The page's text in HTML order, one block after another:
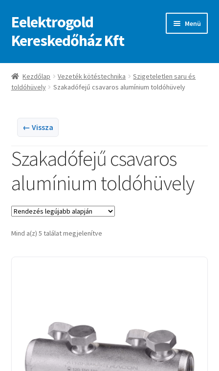
Ugrás
a
navigációhoz
Kilépés
a
tartalomba
Eelektrogold
Kereskedőház Kft
Menü
Kezdőlap
A fiókom
ajanlatkeres
Kezdőlap Vezeték kötéstechnika
Szigeteletlen saru és
toldóhüvely
Szakadófejű csavaros alumínium toldóhüvely
← Vissza
Szakadófejű csavaros
alumínium toldóhüvely
Mind a(z) 5 találat megjelenítveSorted